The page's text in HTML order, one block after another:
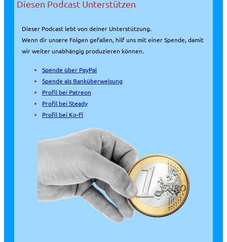
Diesen Podcast Unterstützen
Dieser Podcast lebt von deiner Unterstützung.
Wenn dir unsere Folgen gefallen, hilf uns mit einer Spende, damit
wir weiter unabhängig produzieren können.
Spende über PayPal
Spende als Banküberweisung
Profil bei Patreon
Profil bei Steady
Profil bei Ko-Fi